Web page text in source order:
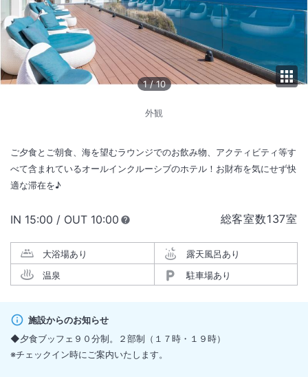
1 /10
外観
ご夕食とご朝食、海を望むラウンジでのお飲み物、アクティビティ等す
べて含まれているオールインクルーシブのホテル！お財布を気にせず快
適な滞在を♪
総客室数137室
IN チェックイン
15:00 / OUT チェックアウト
10:00
大浴場あり
露天風呂あり
温泉
駐車場あり
施設からのお知らせ
◆夕食ブッフェ９０分制。２部制（１７時・１９時）
※チェックイン時にご案内いたします。